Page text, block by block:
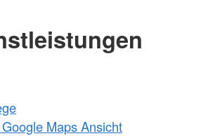
Maps Ansicht